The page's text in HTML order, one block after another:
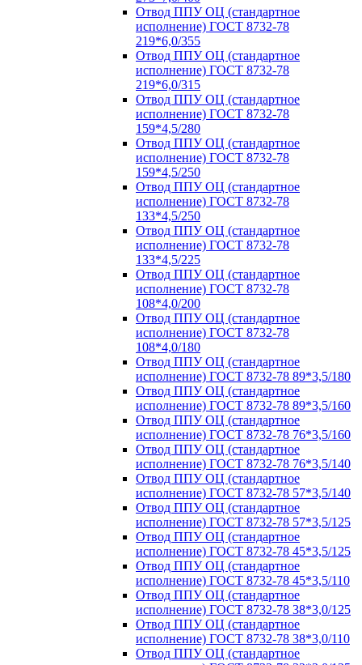
Отвод ППУ ОЦ (стандартное
исполнение) ГОСТ 8732-78
219*6,0/355
Отвод ППУ ОЦ (стандартное
исполнение) ГОСТ 8732-78
219*6,0/315
Отвод ППУ ОЦ (стандартное
исполнение) ГОСТ 8732-78
159*4,5/280
Отвод ППУ ОЦ (стандартное
исполнение) ГОСТ 8732-78
159*4,5/250
Отвод ППУ ОЦ (стандартное
исполнение) ГОСТ 8732-78
133*4,5/250
Отвод ППУ ОЦ (стандартное
исполнение) ГОСТ 8732-78
133*4,5/225
Отвод ППУ ОЦ (стандартное
исполнение) ГОСТ 8732-78
108*4,0/200
Отвод ППУ ОЦ (стандартное
исполнение) ГОСТ 8732-78
108*4,0/180
Отвод ППУ ОЦ (стандартное
исполнение) ГОСТ 8732-78 89*3,5/180
Отвод ППУ ОЦ (стандартное
исполнение) ГОСТ 8732-78 89*3,5/160
Отвод ППУ ОЦ (стандартное
исполнение) ГОСТ 8732-78 76*3,5/160
Отвод ППУ ОЦ (стандартное
исполнение) ГОСТ 8732-78 76*3,5/140
Отвод ППУ ОЦ (стандартное
исполнение) ГОСТ 8732-78 57*3,5/140
Отвод ППУ ОЦ (стандартное
исполнение) ГОСТ 8732-78 57*3,5/125
Отвод ППУ ОЦ (стандартное
исполнение) ГОСТ 8732-78 45*3,5/125
Отвод ППУ ОЦ (стандартное
исполнение) ГОСТ 8732-78 45*3,5/110
Отвод ППУ ОЦ (стандартное
исполнение) ГОСТ 8732-78 38*3,0/125
Отвод ППУ ОЦ (стандартное
исполнение) ГОСТ 8732-78 38*3,0/110
Отвод ППУ ОЦ (стандартное